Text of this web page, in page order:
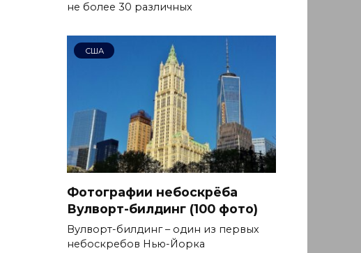
не более 30 различных
США
Фотографии небоскрёба
Вулворт-билдинг (100 фото)
Вулворт-билдинг – один из первых
небоскребов Нью-Йорка